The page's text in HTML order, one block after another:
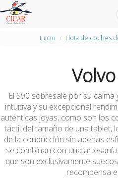
Inicio Flota de coches
El S90 sobresale por su
intuitiva y su excepcional
auténticas joyas, como son los
táctil del tamaño de una tablet,
de la conducción sin apenas
se combinan con una
que son exclusivamente
recompensa